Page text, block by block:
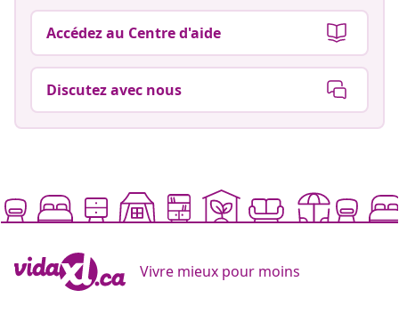
Accédez au Centre d'aide
Discutez avec nous
Vivre mieux pour moins